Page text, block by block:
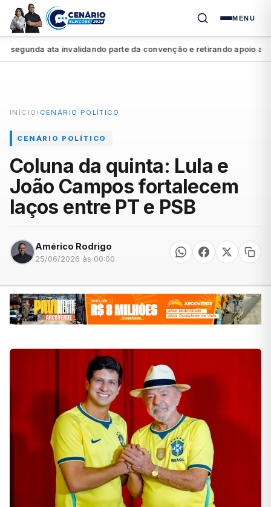
MENU
ata invalidando parte da convenção e retirando apoio a
INÍCIO › CENÁRIO POLÍTICO
CENÁRIO POLÍTICO
Coluna da quinta: Lula e
João Campos fortalecem
laços entre PT e PSB
Américo Rodrigo
25/06/2026 às 00:00